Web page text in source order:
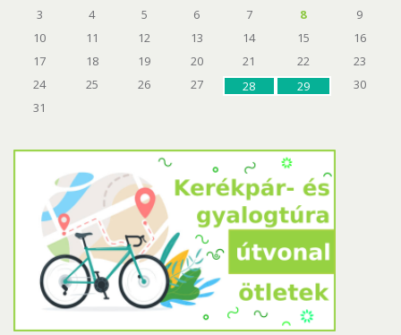
3
4 5 6 7 8
9
10
11 12 13 14 15
16
17
18 19 20 21 22
23
24
25 26 27 28 29
30
31